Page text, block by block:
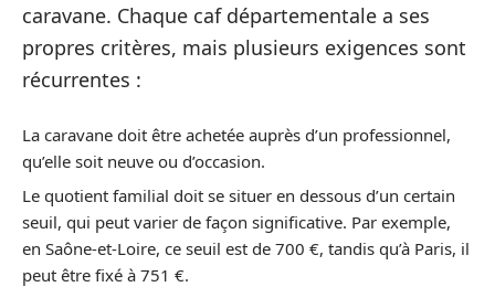
caravane. Chaque caf départementale a ses
propres critères, mais plusieurs exigences sont
récurrentes :
La caravane doit être achetée auprès d’un professionnel,
qu’elle soit neuve ou d’occasion.
Le quotient familial doit se situer en dessous d’un certain
seuil, qui peut varier de façon significative. Par exemple,
en Saône-et-Loire, ce seuil est de 700 €, tandis qu’à Paris, il
peut être fixé à 751 €.